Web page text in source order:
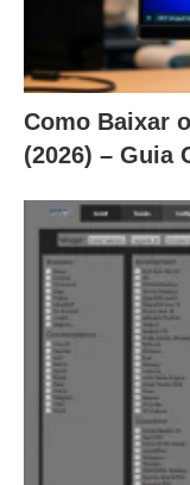
Como Baixar
(2026) – Guia